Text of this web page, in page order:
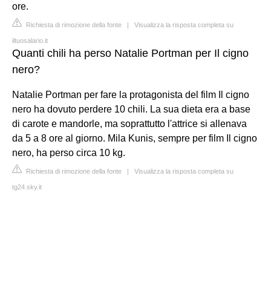
ore.
Richiesta di rimozione della fonte | Visualizza la risposta completa su
iltuosalario.it
Quanti chili ha perso Natalie Portman per Il cigno
nero?
Natalie Portman per fare la protagonista del film Il cigno
nero ha dovuto perdere 10 chili. La sua dieta era a base
di carote e mandorle, ma soprattutto l'attrice si allenava
da 5 a 8 ore al giorno. Mila Kunis, sempre per film Il cigno
nero, ha perso circa 10 kg.
Richiesta di rimozione della fonte | Visualizza la risposta completa su
tg24.sky.it